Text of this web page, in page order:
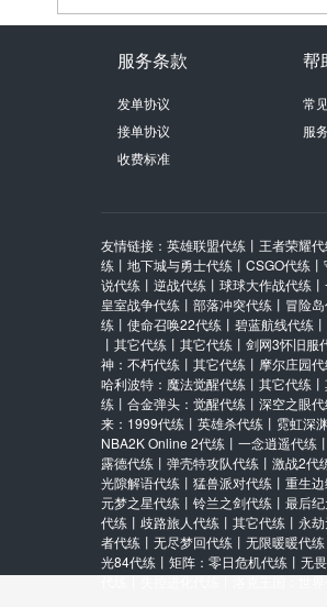
上家：胜率98%
微信转我285
其它/默认区/默认服
保证金： 时限：2
上家：新手USR20*****301901
保证金：5.00/5.00 时限：
上家：新手USR20*****310058
骑马与砍杀2希绝大陆
其它/默认区/默认服
保证金：25.00/25.00 时限
上家：有没有单
豪华托管30天
其它/默认区/默认服
保证金： 50.00/50.00 时限
上家：新手USR20*****310058
服务条款
发单协议
接单协议
收费标准
帮
常
服
友情链接： 英雄联盟代练 丨 王者荣耀
练 丨 地下城与勇士代练 丨 CSGO代练 丨
说代练 丨 逆战代练 丨 球球大作战代练 丨
皇室战争代练 丨 部落冲突代练 丨 冒险
练 丨 使命召唤22代练 丨 碧蓝航线代练 丨
丨 其它代练 丨 其它代练 丨 剑网3怀旧服
神：不朽代练 丨 其它代练 丨 摩尔庄园
哈利波特：魔法觉醒代练 丨 其它代练 丨
练 丨 合金弹头：觉醒代练 丨 深空之眼代
来：1999代练 丨 英雄杀代练 丨 霓虹深
NBA2K Online 2代练 丨 一念逍遥代练 丨
露德代练 丨 弹壳特攻队代练 丨 激战2代
光隙解语代练 丨 猛兽派对代练 丨 重生
元梦之星代练 丨 铃兰之剑代练 丨 最后
代练 丨 歧路旅人代练 丨 其它代练 丨 永
者代练 丨 无尽梦回代练 丨 无限暖暖代练
光84代练 丨 矩阵：零日危机代练 丨 无
代练丨失控进化代练丨洛克王国：世